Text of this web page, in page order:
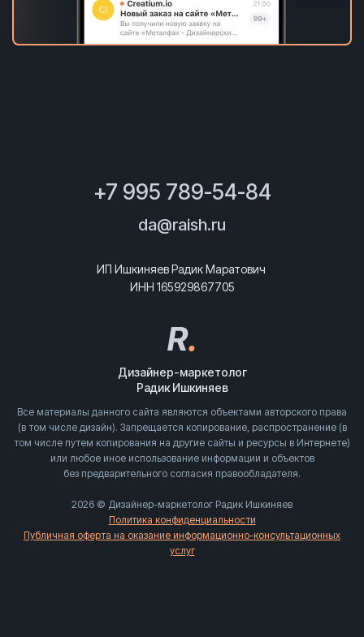
+7 995 789-54-84
da@raish.ru
ИП Ишкиняев Радик Маратович
ИНН 165929867705
R.
Дизайнер-маркетолог
Радик Ишкиняев
Все материалы данного сайта являются объектами авторского права
(в том числе дизайн). Запрещается копирование, распространение (в
том числе путем копирования на другие сайты и ресурсы в Интернете)
или любое иное использование информации и объектов
без предварительного согласия правообладателя.
2026 © Дизайнер-маркетолог Радик Ишкиняев
Политика конфиденциальности
Публичная оферта на оказание информационно-консультационных
услуг